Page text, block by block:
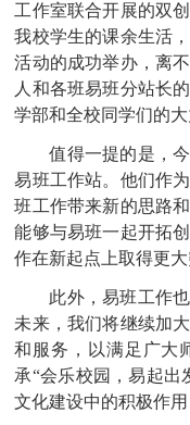
工作室联合开展的双
我校学生的课余生活
活动的成功举办，离
人和各班易班分站长
学部和全校同学们的大
值得一提的是，
易班工作站。他们作
班工作带来新的思路
能够与易班一起开拓
作在新起点上取得更大
此外，易班工作
未来，我们将继续加
和服务，以满足广大
承“会乐校园，易起出
文化建设中的积极作